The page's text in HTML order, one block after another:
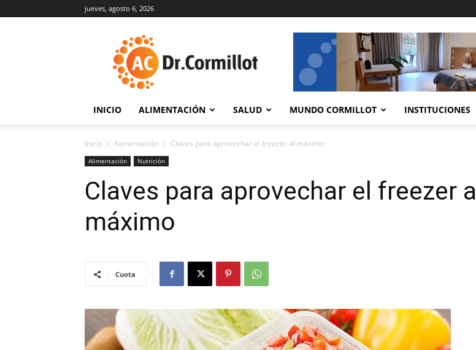
jueves, agosto 6, 2026
INICIO ALIMENTACIÓN SALUD MUNDO CORMILLOT INSTITUCIONES
Inicio Alimentación Claves para aprovechar el freezer al máximo
Alimentación Nutrición
Claves para aprovechar el freezer al
máximo
Cuota